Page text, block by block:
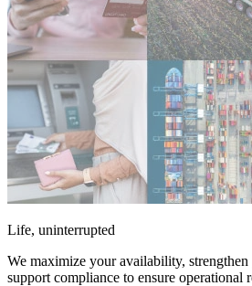
Life, uninterrupted
We maximize your availability,
support compliance to ensure operational